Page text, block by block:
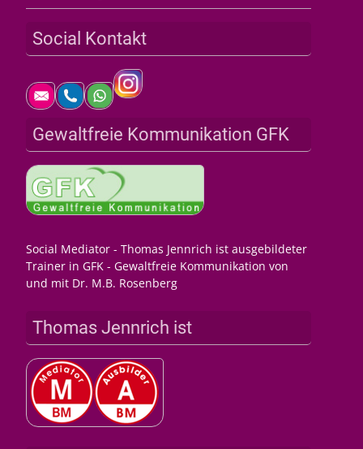
Social Kontakt
Gewaltfreie Kommunikation GFK
Social Mediator - Thomas Jennrich ist ausgebildeter
Trainer in GFK - Gewaltfreie Kommunikation von
und mit Dr. M.B. Rosenberg
Thomas Jennrich ist